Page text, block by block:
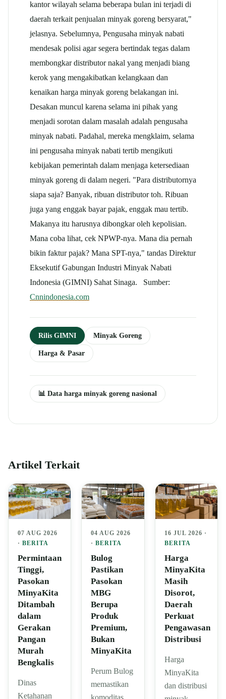
kantor wilayah selama beberapa bulan ini terjadi di
daerah terkait penjualan minyak goreng bersyarat,"
jelasnya. Sebelumnya, Pengusaha minyak nabati
mendesak polisi agar segera bertindak tegas dalam
membongkar distributor nakal yang menjadi biang
kerok yang mengakibatkan kelangkaan dan
kenaikan harga minyak goreng belakangan ini.
Desakan muncul karena selama ini pihak yang
menjadi sorotan dalam masalah adalah pengusaha
minyak nabati. Padahal, mereka mengklaim, selama
ini pengusaha minyak nabati tertib mengikuti
kebijakan pemerintah dalam menjaga ketersediaan
minyak goreng di dalam negeri. "Para distributornya
siapa saja? Banyak, ribuan distributor toh. Ribuan
juga yang enggak bayar pajak, enggak mau tertib.
Makanya itu harusnya dibongkar oleh kepolisian.
Mana coba lihat, cek NPWP-nya. Mana dia pernah
bikin faktur pajak? Mana SPT-nya," tandas Direktur
Eksekutif Gabungan Industri Minyak Nabati
Indonesia (GIMNI) Sahat Sinaga. Sumber:
Cnnindonesia.com
Rilis GIMNI Minyak Goreng
Harga & Pasar
📊 Data harga minyak goreng nasional
Artikel Terkait
07 AUG 2026
· BERITA
Permintaan
Tinggi,
Pasokan
MinyaKita
Ditambah
dalam
Gerakan
Pangan
Murah
Bengkalis
Dinas
Ketahanan
04 AUG 2026
·BERITA
Bulog
Pastikan
Pasokan
MBG
Berupa
Produk
Premium,
Bukan
MinyaKita
Perum Bulog
memastikan
komoditas
16 JUL 2026 ·
BERITA
Harga
MinyaKita
Masih
Disorot,
Daerah
Perkuat
Pengawasan
Distribusi
Harga
MinyaKita
dan distribusi